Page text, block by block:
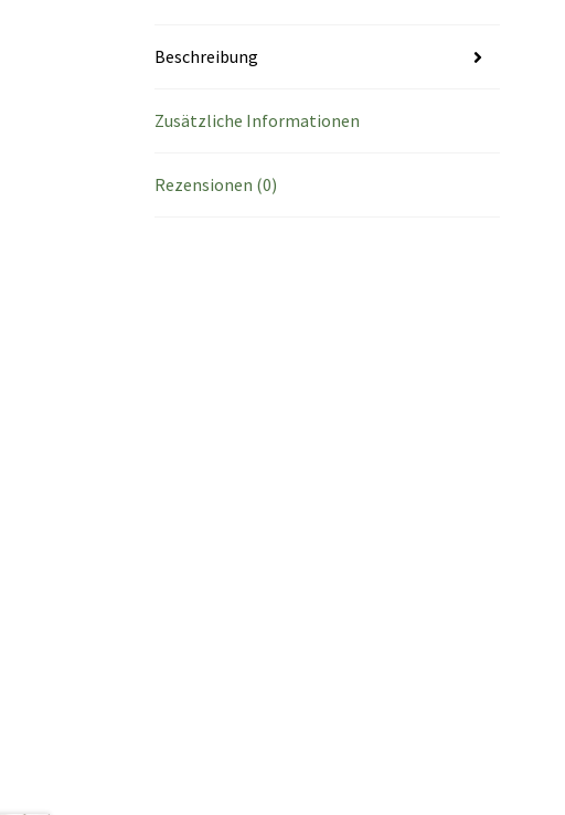
Beschreibung
Zusätzliche Informationen
Rezensionen (0)